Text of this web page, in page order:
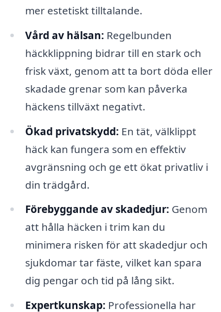
mer estetiskt tilltalande.
Vård av hälsan: Regelbunden
häckklippning bidrar till en stark och
frisk växt, genom att ta bort döda eller
skadade grenar som kan påverka
häckens tillväxt negativt.
Ökad privatskydd: En tät, välklippt
häck kan fungera som en effektiv
avgränsning och ge ett ökat privatliv i
din trädgård.
Förebyggande av skadedjur: Genom
att hålla häcken i trim kan du
minimera risken för att skadedjur och
sjukdomar tar fäste, vilket kan spara
dig pengar och tid på lång sikt.
Expertkunskap: Professionella har